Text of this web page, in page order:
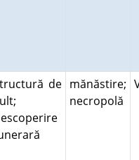
de mănăstire;
necropolă